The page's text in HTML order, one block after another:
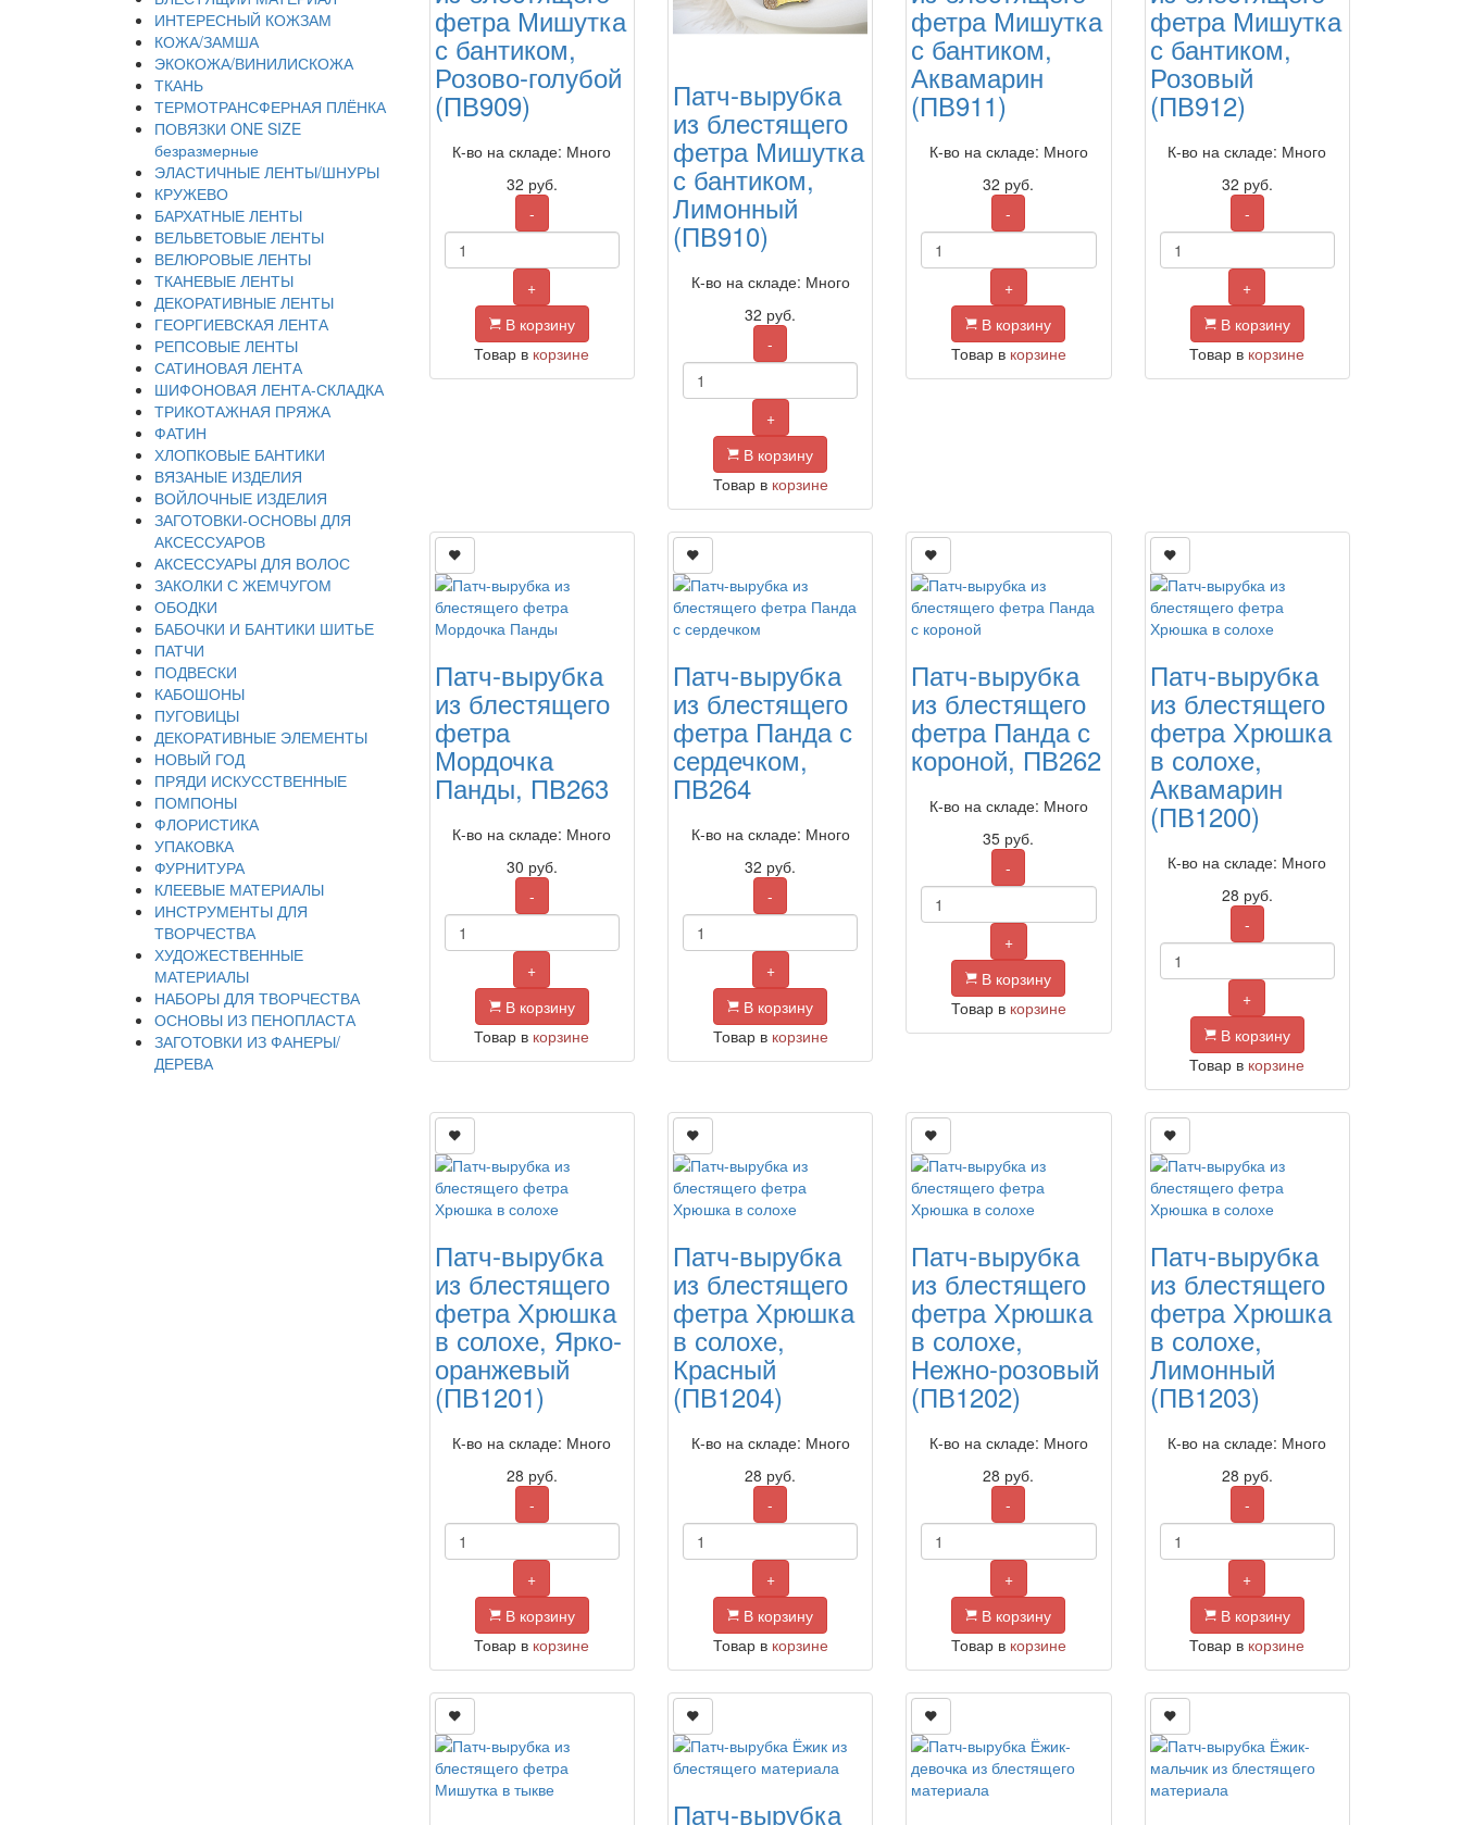
ИНТЕРЕСНЫЙ КОЖЗАМ
КОЖА/ЗАМША
ЭКОКОЖА/ВИНИЛИСКОЖА
ТКАНЬ
ТЕРМОТРАНСФЕРНАЯ ПЛЁНКА
ПОВЯЗКИ ONE SIZE
безразмерные
ЭЛАСТИЧНЫЕ ЛЕНТЫ/ШНУРЫ
КРУЖЕВО
БАРХАТНЫЕ ЛЕНТЫ
ВЕЛЬВЕТОВЫЕ ЛЕНТЫ
ВЕЛЮРОВЫЕ ЛЕНТЫ
ТКАНЕВЫЕ ЛЕНТЫ
ДЕКОРАТИВНЫЕ ЛЕНТЫ
ГЕОРГИЕВСКАЯ ЛЕНТА
РЕПСОВЫЕ ЛЕНТЫ
САТИНОВАЯ ЛЕНТА
ШИФОНОВАЯ ЛЕНТА-СКЛАДКА
ТРИКОТАЖНАЯ ПРЯЖА
ФАТИН
ХЛОПКОВЫЕ БАНТИКИ
ВЯЗАНЫЕ ИЗДЕЛИЯ
ВОЙЛОЧНЫЕ ИЗДЕЛИЯ
ЗАГОТОВКИ-ОСНОВЫ ДЛЯ
АКСЕССУАРОВ
АКСЕССУАРЫ ДЛЯ ВОЛОС
ЗАКОЛКИ С ЖЕМЧУГОМ
ОБОДКИ
БАБОЧКИ И БАНТИКИ ШИТЬЕ
ПАТЧИ
ПОДВЕСКИ
КАБОШОНЫ
ПУГОВИЦЫ
ДЕКОРАТИВНЫЕ ЭЛЕМЕНТЫ
НОВЫЙ ГОД
ПРЯДИ ИСКУССТВЕННЫЕ
ПОМПОНЫ
ФЛОРИСТИКА
УПАКОВКА
ФУРНИТУРА
КЛЕЕВЫЕ МАТЕРИАЛЫ
ИНСТРУМЕНТЫ ДЛЯ
ТВОРЧЕСТВА
ХУДОЖЕСТВЕННЫЕ
МАТЕРИАЛЫ
НАБОРЫ ДЛЯ ТВОРЧЕСТВА
ОСНОВЫ ИЗ ПЕНОПЛАСТА
ЗАГОТОВКИ ИЗ ФАНЕРЫ/
ДЕРЕВА
фетра Мишутка
с бантиком,
Розово-голубой
(ПВ909)
К-во на складе: Много
32 руб.
-
+
В корзину
Товар в корзине
Патч-вырубка
из блестящего
фетра Мишутка
с бантиком,
Лимонный
(ПВ910)
К-во на складе: Много
32 руб.
-
+
В корзину
Товар вкорзине
фетра Мишутка
с бантиком,
Аквамарин
(ПВ911)
К-во на складе: Много
32 руб.
-
+
В корзину
Товар вкорзине
фетра Мишутка
с бантиком,
Розовый
(ПВ912)
К-во на складе: Много
32 руб.
-
+
В корзину
Товар в корзине
Патч-вырубка
из блестящего
фетра
Мордочка
Панды, ПВ263
К-во на складе: Много
30 руб.
-
+
В корзину
Товар в корзине
Патч-вырубка
из блестящего
фетра Панда с
сердечком,
ПВ264
К-во на складе: Много
32 руб.
-
+
В корзину
Товар вкорзине
Патч-вырубка
из блестящего
фетра Панда с
короной, ПВ262
К-во на складе: Много
35 руб.
-
+
В корзину
Товар вкорзине
Патч-вырубка
из блестящего
фетра Хрюшка
в солохе,
Аквамарин
(ПВ1200)
К-во на складе: Много
28 руб.
-
+
В корзину
Товар в корзине
Патч-вырубка
из блестящего
фетра Хрюшка
в солохе, Ярко-
оранжевый
(ПВ1201)
К-во на складе: Много
28 руб.
-
+
В корзину
Товар в корзине
Патч-вырубка
из блестящего
фетра Хрюшка
в солохе,
Красный
(ПВ1204)
К-во на складе: Много
28 руб.
-
+
В корзину
Товар вкорзине
Патч-вырубка
из блестящего
фетра Хрюшка
в солохе,
Нежно-розовый
(ПВ1202)
К-во на складе: Много
28 руб.
-
+
В корзину
Товар вкорзине
Патч-вырубка
из блестящего
фетра Хрюшка
в солохе,
Лимонный
(ПВ1203)
К-во на складе: Много
28 руб.
-
+
В корзину
Товар в корзине
Патч-вырубка